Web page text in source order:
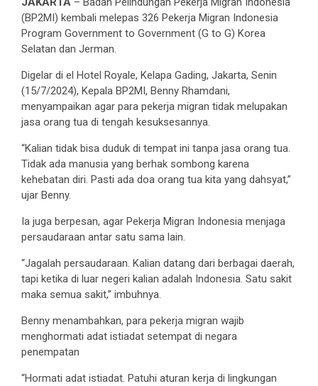
(BP2MI) kembali melepas 326 Pekerja Migran Indonesia
Program Government to Government (G to G) Korea
Selatan dan Jerman.
Digelar di el Hotel Royale, Kelapa Gading, Jakarta, Senin
(15/7/2024), Kepala BP2MI, Benny Rhamdani,
menyampaikan agar para pekerja migran tidak melupakan
jasa orang tua di tengah kesuksesannya.
“Kalian tidak bisa duduk di tempat ini tanpa jasa orang tua.
Tidak ada manusia yang berhak sombong karena
kehebatan diri. Pasti ada doa orang tua kita yang dahsyat,”
ujar Benny.
Ia juga berpesan, agar Pekerja Migran Indonesia menjaga
persaudaraan antar satu sama lain.
“Jagalah persaudaraan. Kalian datang dari berbagai daerah,
tapi ketika di luar negeri kalian adalah Indonesia. Satu sakit
maka semua sakit,” imbuhnya.
Benny menambahkan, para pekerja migran wajib
menghormati adat istiadat setempat di negara
penempatan
“Hormati adat istiadat. Patuhi aturan kerja di lingkungan